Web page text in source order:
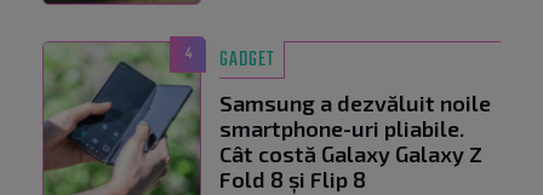
4 GADGET
Samsung a dezvăluit noile
smartphone-uri pliabile.
Cât costă Galaxy Galaxy Z
Fold 8 și Flip 8